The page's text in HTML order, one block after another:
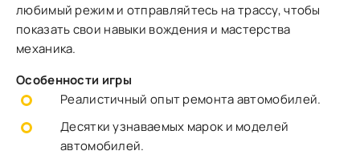
любимый режим и отправляйтесь на трассу, чтобы
показать свои навыки вождения и мастерства
механика.
Особенности игры
Реалистичный опыт ремонта автомобилей.
Десятки узнаваемых марок и моделей
автомобилей.